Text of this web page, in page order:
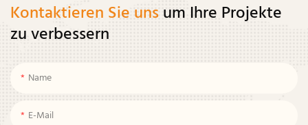
Kontaktieren Sie unsum Ihre Projekte
zu verbessern
Name
E-Mail